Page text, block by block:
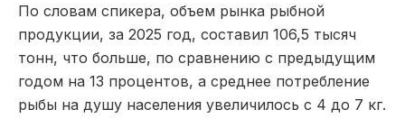
По словам спикера, объем рынка рыбной
продукции, за 2025 год, составил 106,5 тысяч
тонн, что больше, по сравнению с предыдущим
годом на 13 процентов, а среднее потребление
рыбы на душу населения увеличилось с 4 до 7 кг.